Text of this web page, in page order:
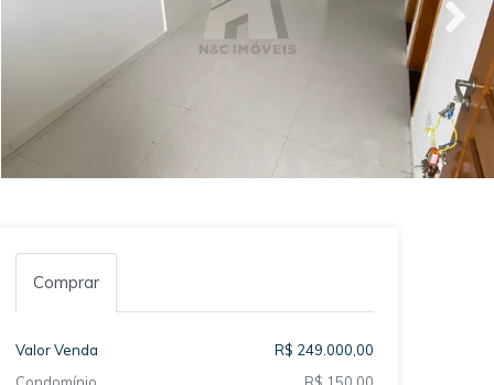
Comprar
Valor Venda
R$ 249.000,00
Condomínio
R$ 150,00